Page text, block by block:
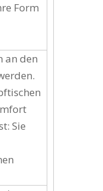
Form
an den
Sie